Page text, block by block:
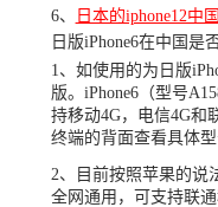
6、
日本的iphone12中
日版iPhone6在中国是
1、如使用的为日版
版。iPhone6（型号
持移动4G，电信4G和
终端的背面查看具体
2、目前按照苹果的说
全网通用，可支持联